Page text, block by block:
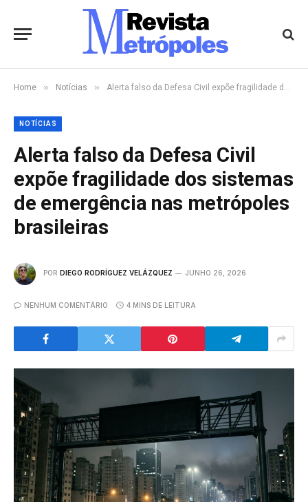
Home » Notícias » Alerta falso da Defesa Civil expõe fragilidade dos sistemas de emergência nas metrópoles brasileiras
NOTÍCIAS
Alerta falso da Defesa Civil
expõe fragilidade dos sistemas
de emergência nas metrópoles
brasileiras
POR DIEGO RODRÍGUEZ VELÁZQUEZ JUNHO 26, 2026
NENHUM COMENTÁRIO 4 MINS DE LEITURA